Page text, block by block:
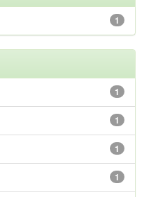
1
1
1
1
1